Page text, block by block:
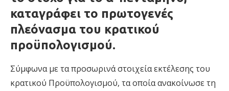
καταγράφει το πρωτογενές
πλεόνασμα του κρατικού
προϋπολογισμού.
Σύμφωνα με τα προσωρινά στοιχεία εκτέλεσης του
κρατικού Προϋπολογισμού, τα οποία ανακοίνωσε τη